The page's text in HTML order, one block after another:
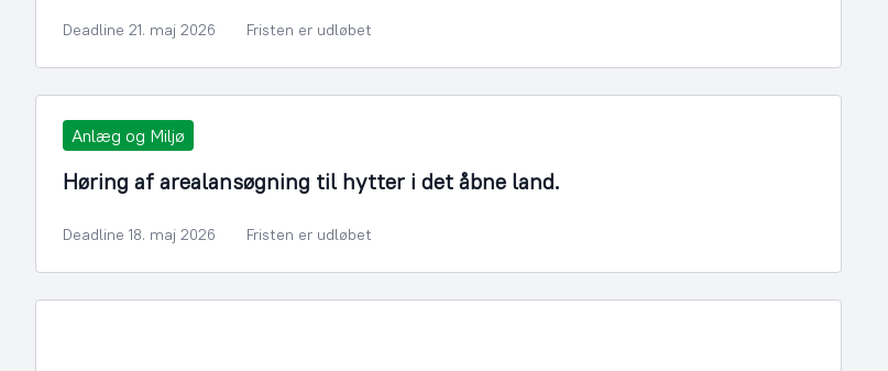
Deadline 21. maj 2026 Fristen er udløbet
Anlæg og Miljø
Høring af arealansøgning til hytter i det åbne land.
Deadline 18. maj 2026 Fristen er udløbet